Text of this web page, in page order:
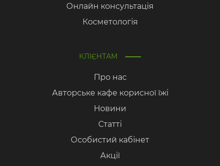
Онлайн консультація
Косметологія
КЛІЄНТАМ
Про нас
Авторське кафе корисної їжі
Новини
Статті
Особистий кабінет
Акції